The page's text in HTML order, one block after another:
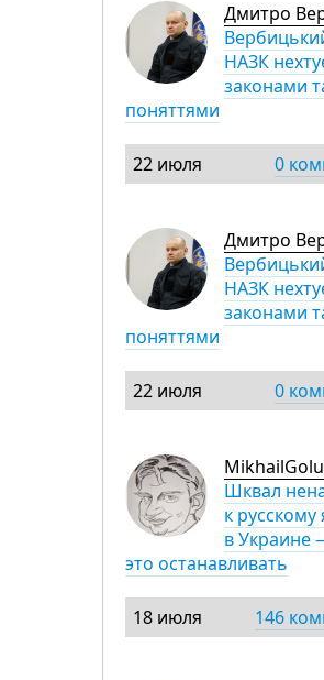
Дмитро
НАЗК
законами
поняттями
22 июля 0
Дмитро
НАЗК
законами
поняттями
22 июля 0
Шквал
к русскому
в Украине
это останавливать
18 июля 146